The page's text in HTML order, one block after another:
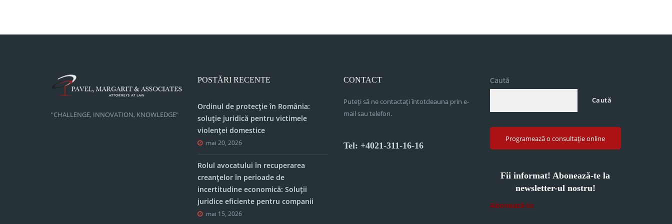
"CHALLENGE, INNOVATION, KNOWLEDGE"
POSTĂRI RECENTE
Ordinul de protecție în România:
soluție juridică pentru victimele
violenței domestice
mai 20, 2026
Rolul avocatului în recuperarea
creanțelor în perioade de
incertitudine economică: Soluții
juridice eficiente pentru companii
mai 15, 2026
CONTACT
Puteți să ne contactați întotdeauna prin e-
mail sau telefon.
Tel: +4021-311-16-16
Caută
Caută
Programează o consultație online
Fii informat! Abonează-te la
newsletter-ul nostru!
Abonează-te